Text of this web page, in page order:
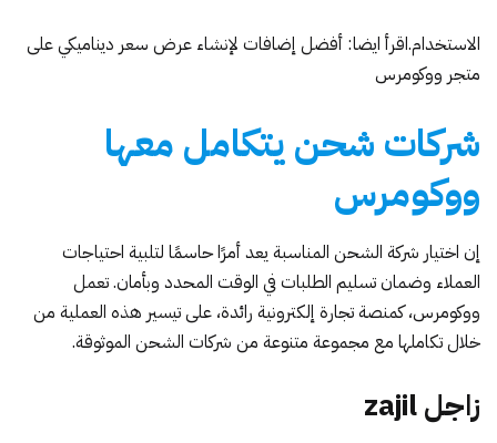
الاستخدام.اقرأ ايضا: أفضل إضافات لإنشاء عرض سعر ديناميكي على
متجر ووكومرس
شركات شحن يتكامل معها
ووكومرس
إن اختيار شركة الشحن المناسبة يعد أمرًا حاسمًا لتلبية احتياجات
العملاء وضمان تسليم الطلبات في الوقت المحدد وبأمان. تعمل
ووكومرس، كمنصة تجارة إلكترونية رائدة، على تيسير هذه العملية من
خلال تكاملها مع مجموعة متنوعة من شركات الشحن الموثوقة.
زاجل zajil